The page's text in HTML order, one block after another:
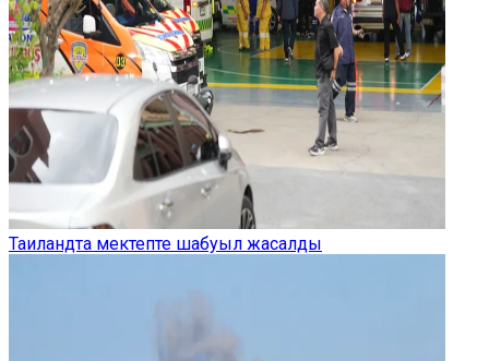
Таиландта мектепте шабуыл жасалды